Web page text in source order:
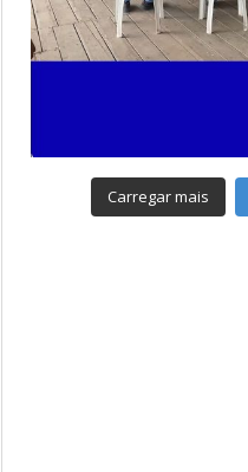
Carregar mais